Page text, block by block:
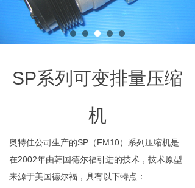
SP系列 可变排量压缩
机
奥特佳公司生产的SP（FM10）系列压缩机是
在2002年由韩国德尔福引进的技术，技术原型
来源于美国德尔福，具有以下特点：